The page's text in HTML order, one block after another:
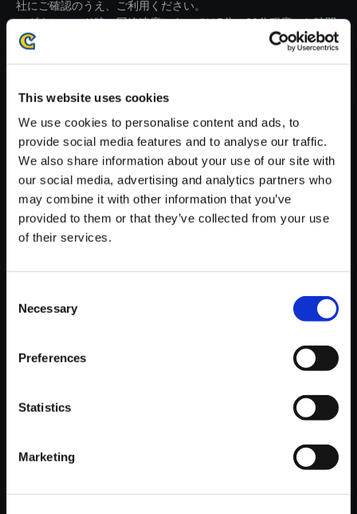
This website uses cookies
We use cookies to personalise content and ads, to
provide social media features and to analyse our traffic.
We also share information about your use of our site with
our social media, advertising and analytics partners who
may combine it with other information that you’ve
provided to them or that they’ve collected from your use
of their services.
Selection
Necessary
Preferences
Statistics
Marketing
社にご確認のうえ、ご利用ください。
・ダウンロード時、回線速度によっては5分～60分程度のお時間
がかかる場合がございます。
※ご購入いただいたファイルのダウンロードの際には、通信環境
【単曲】バイオハザード ヴィレ
ッジ オリジナル・サウンドトラ
150円